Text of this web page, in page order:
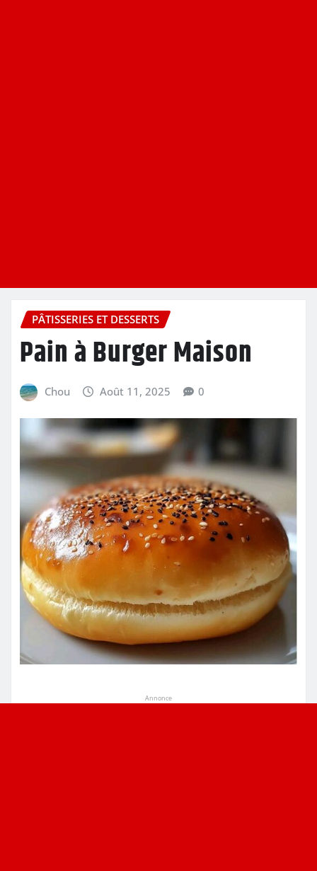
PÂTISSERIES ET DESSERTS
Pain à Burger Maison
Chou Août 11, 2025 0
Annonce